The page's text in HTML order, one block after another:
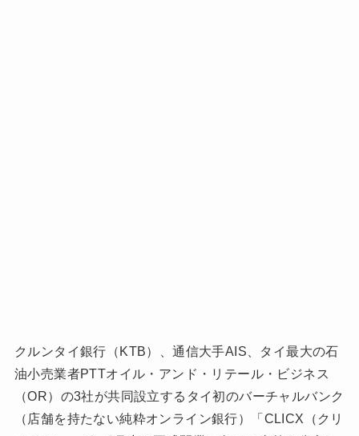
クルンタイ銀行（KTB）、通信大手AIS、タイ最大の石
油小売業者PTTオイル・アンド・リテール・ビジネス
（OR）の3社が共同設立するタイ初のバーチャルバンク
（店舗を持たない純粋オンライン銀行）「CLICX（クリ